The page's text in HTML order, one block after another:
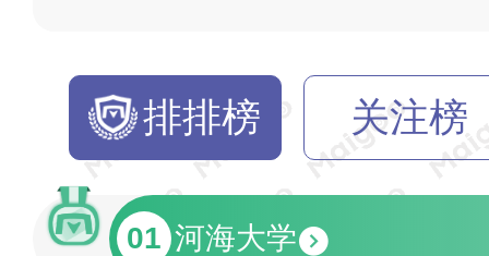
排排榜 关注榜
01 河海大学